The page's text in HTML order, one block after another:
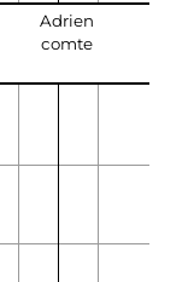
Adrien
comte